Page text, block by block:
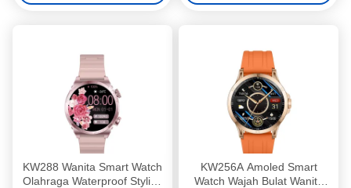
Lady Smartwatch
Wanita dan Pemantauan
KW288 Wanita Smart Watch
Olahraga Waterproof Stylish
KW256A Amoled Smart
Watch Wajah Bulat Wanita